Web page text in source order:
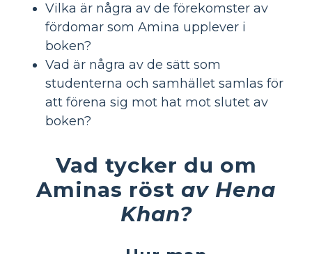
Vilka är några av de förekomster av
fördomar som Amina upplever i
boken?
Vad är några av de sätt som
studenterna och samhället samlas för
att förena sig mot hat mot slutet av
boken?
Vad tycker du om
Aminas röst av Hena
Khan?